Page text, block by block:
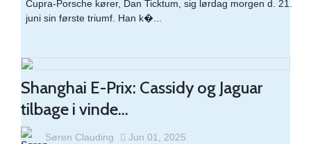
Cupra-Porsche kører, Dan Ticktum, sig lørdag morgen d. 21.
juni sin første triumf. Han k�...
Shanghai E-Prix: Cassidy og Jaguar
tilbage i vinde...
Søren Clauding Jun 01, 2025